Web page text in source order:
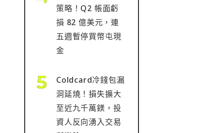
策略！Q2 帳面虧
損 82 億美元，連
五週暫停買幣屯現
金
Coldcard冷錢包漏
洞延燒！損失擴大
至近九千萬鎂，投
資人反向湧入交易